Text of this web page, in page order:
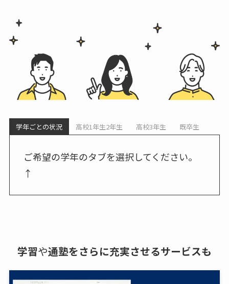
学年ごとの状況 高校1年生2年生 高校3年生 既卒生
ご希望の学年のタブを選択してください。
↑
学習や通塾をさらに充実させるサービスも